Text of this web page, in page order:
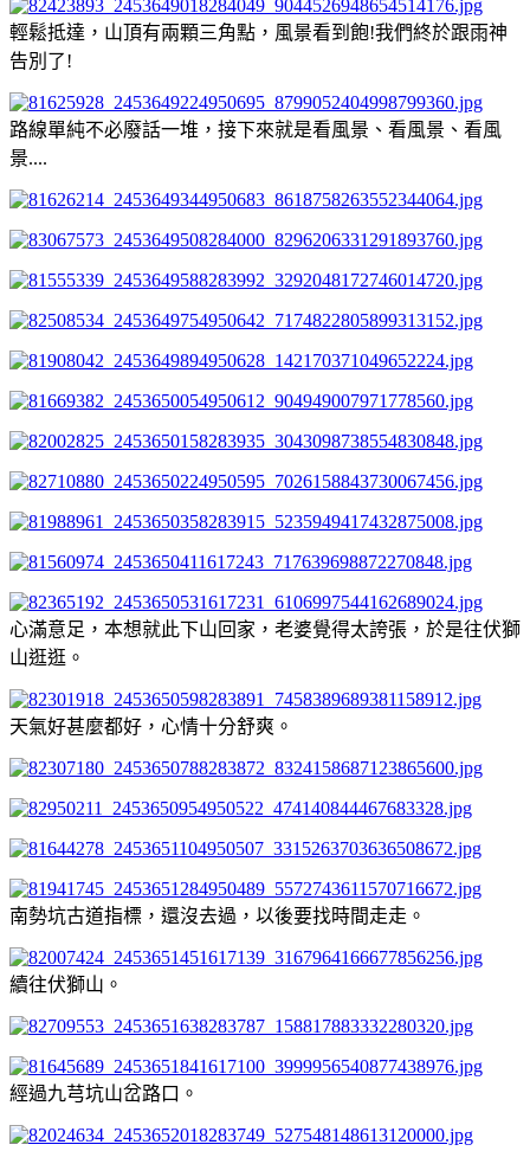
輕鬆抵達，山頂有兩顆三角點，風景看到飽!我們終於跟雨神
告別了!
路線單純不必廢話一堆，接下來就是看風景、看風景、看風
景....
心滿意足，本想就此下山回家，老婆覺得太誇張，於是往伏獅
山逛逛。
天氣好甚麼都好，心情十分舒爽。
南勢坑古道指標，還沒去過，以後要找時間走走。
續往伏獅山。
經過九芎坑山岔路口。